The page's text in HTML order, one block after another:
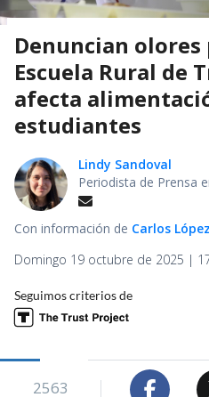
Denuncian
Escuela Rural de
afecta
estudiantes
Lindy Sandoval
Periodista de Prensa
Con información de Carlos López
Domingo 19 octubre de 2025 |
Seguimos criterios de
2563